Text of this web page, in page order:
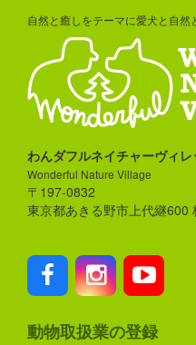
自然と癒しをテーマに愛犬と自然
わんダフルネイチャーヴィレ
Wonderful Nature Village
〒197-0832
東京都あきる野市上代継600
動物取扱業の登録